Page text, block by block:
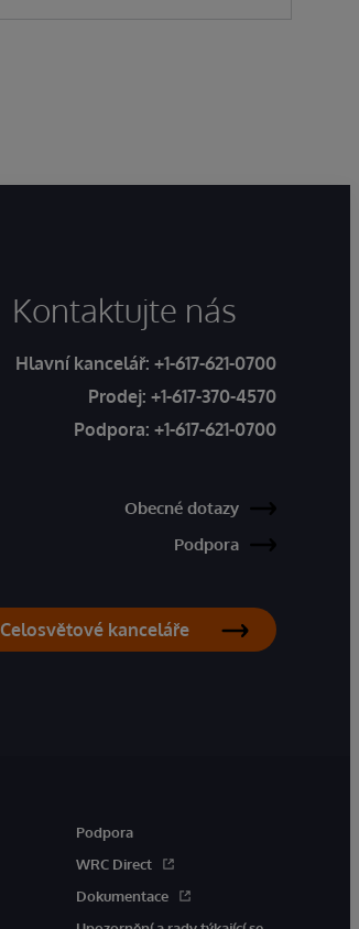
Kontaktujte nás
Hlavní kancelář: +1-617-621-0700
Prodej: +1-617-370-4570
Podpora: +1-617-621-0700
Obecné dotazy
Podpora
Celosvětové kanceláře
Podpora
WRC Direct
Dokumentace